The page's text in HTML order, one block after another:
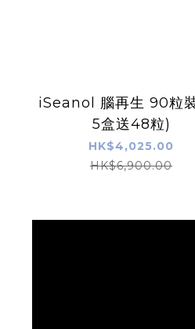
iSeanol 腦再生 90粒
5盒送48粒)
HK$4,025.00
HK$6,900.00